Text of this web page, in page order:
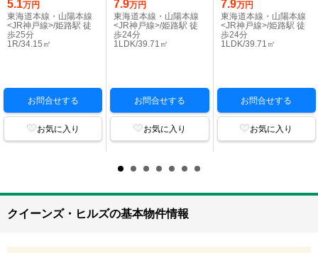
5.1万円
東海道本線・山陽本線
<JR神戸線>/姫路駅 徒
歩25分
1R/34.15㎡
お問合せする
お気に入り
7.9万円
東海道本線・山陽本線
<JR神戸線>/姫路駅 徒
歩24分
1LDK/39.71㎡
お問合せする
お気に入り
7.9万円
東海道本線・山陽本線
<JR神戸線>/姫路駅 徒
歩24分
1LDK/39.71㎡
お問合せする
お気に入り
クイーンズ・ヒルズの基本物件情報